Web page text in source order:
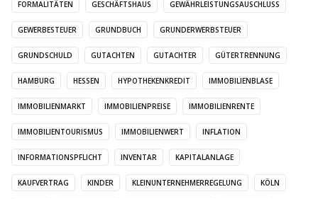
FORMALITÄTEN GESCHÄFTSHAUS GEWÄHRLEISTUNGSAUSCHLUSS
GEWERBESTEUER GRUNDBUCH GRUNDERWERBSTEUER
GRUNDSCHULD GUTACHTEN GUTACHTER GÜTERTRENNUNG
HAMBURG HESSEN HYPOTHEKENKREDIT IMMOBILIENBLASE
IMMOBILIENMARKT IMMOBILIENPREISE IMMOBILIENRENTE
IMMOBILIENTOURISMUS IMMOBILIENWERT INFLATION
INFORMATIONSPFLICHT INVENTAR KAPITALANLAGE
KAUFVERTRAG KINDER KLEINUNTERNEHMERREGELUNG KÖLN